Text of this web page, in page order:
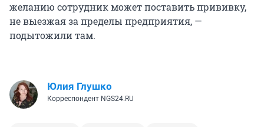
желанию сотрудник может поставить прививку,
не выезжая за пределы предприятия, —
подытожили там.
Юлия Глушко
Корреспондент NGS24.RU